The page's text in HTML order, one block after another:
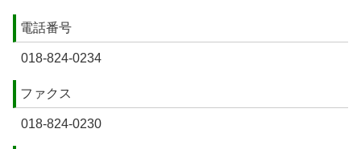
電話番号
018-824-0234
ファクス
018-824-0230